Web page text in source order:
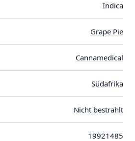
Indica
Grape Pie
Cannamedical
Südafrika
Nicht bestrahlt
19921485